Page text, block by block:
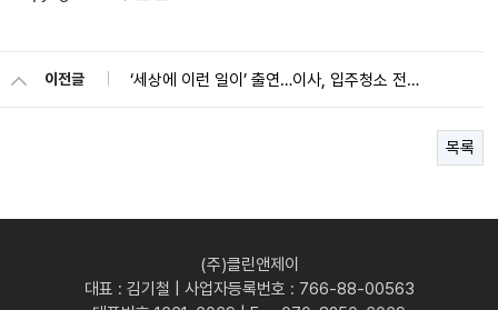
이전글 ‘세상에 이런 일이’ 출연…이사, 입주청소 전문업체 클린앤제이
목록
(주)클린앤제이
대표 : 김기철 | 사업자등록번호 : 766-88-00563